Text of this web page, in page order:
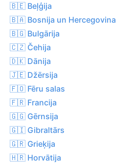
🇧🇪 Beļģija
🇧🇦 Bosnija un Hercegovina
🇧🇬 Bulgārija
🇨🇿 Čehija
🇩🇰 Dānija
🇯🇪 Džērsija
🇫🇴 Fēru salas
🇫🇷 Francija
🇬🇬 Gērnsija
🇬🇮 Gibraltārs
🇬🇷 Grieķija
🇭🇷 Horvātija